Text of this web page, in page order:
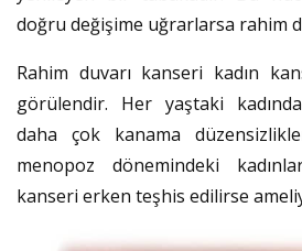
doğru değişime uğrarlarsa rahim
Rahim duvarı kanseri kadın
görülendir. Her yaştaki
daha çok kanama
menopoz dönemindeki
kanseri erken teşhis edilirse